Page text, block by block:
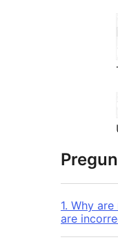
1. Why
are